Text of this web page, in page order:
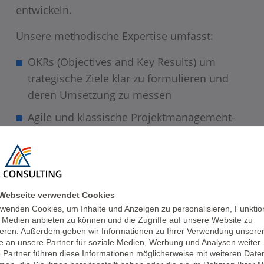
verwendet Cookies
Cookies, um Inhalte und Anzeigen zu personalisieren,
anbieten zu können und die Zugriffe auf unsere Website zu
Außerdem geben wir Informationen zu Ihrer Verwendung unserer
an unsere Partner für soziale Medien, Werbung und Analysen weiter.
Partner führen diese Informationen möglicherweise mit weiteren
entwickeln.
Unsere methodische Expertise umfasst:
OKRs (Objectives and Key Results) um
trategische Ziele klar zu formulieren und
deren Umsetzung zu messen
Agile und klassische Projektmanagement-
IT-Servicemanagement nach ITIL zur
Sicherstellung reibungsloser Abläufe
Architekturmanagement für eine
nachhaltige IT-Landschaft
DevOps und CI/CD zur Automatisierung und
Beschleunigung von Entwicklungsprozessen